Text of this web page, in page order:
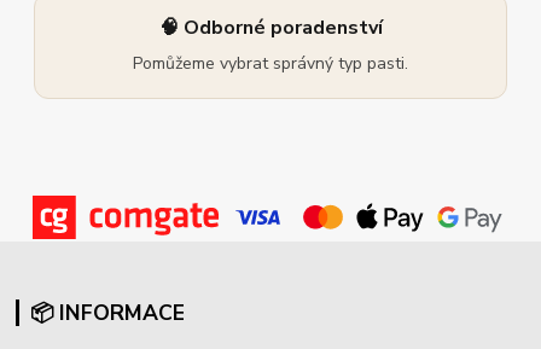
🧠 Odborné poradenství
Pomůžeme vybrat správný typ pasti.
📦 INFORMACE